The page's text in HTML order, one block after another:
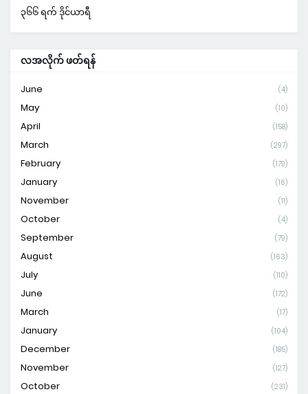
၃၆၆ ရက် ဒိုင်ယာရီ
လအလိုက် ဖတ်ရန်
June (4)
May (10)
April (158)
March (297)
February (179)
January (16)
November (11)
October (4)
September (79)
August (163)
July (110)
June (172)
March (17)
January (104)
December (185)
November (127)
October (231)